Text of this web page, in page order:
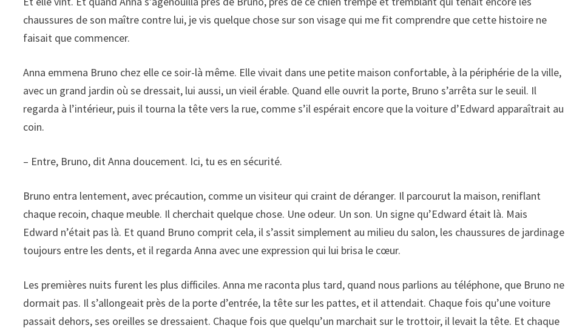
chaussures de son maître contre lui, je vis quelque chose sur son visage qui me fit comprendre que cette histoire ne
faisait que commencer.
Anna emmena Bruno chez elle ce soir-là même. Elle vivait dans une petite maison confortable, à la périphérie de la ville,
avec un grand jardin où se dressait, lui aussi, un vieil érable. Quand elle ouvrit la porte, Bruno s’arrêta sur le seuil. Il
regarda à l’intérieur, puis il tourna la tête vers la rue, comme s’il espérait encore que la voiture d’Edward apparaîtrait au
coin.
– Entre, Bruno, dit Anna doucement. Ici, tu es en sécurité.
Bruno entra lentement, avec précaution, comme un visiteur qui craint de déranger. Il parcourut la maison, reniflant
chaque recoin, chaque meuble. Il cherchait quelque chose. Une odeur. Un son. Un signe qu’Edward était là. Mais
Edward n’était pas là. Et quand Bruno comprit cela, il s’assit simplement au milieu du salon, les chaussures de jardinage
toujours entre les dents, et il regarda Anna avec une expression qui lui brisa le cœur.
Les premières nuits furent les plus difficiles. Anna me raconta plus tard, quand nous parlions au téléphone, que Bruno ne
dormait pas. Il s’allongeait près de la porte d’entrée, la tête sur les pattes, et il attendait. Chaque fois qu’une voiture
passait dehors, ses oreilles se dressaient. Chaque fois que quelqu’un marchait sur le trottoir, il levait la tête. Et chaque